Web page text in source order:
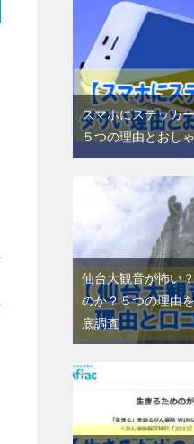
スマホにステッカ
５つの理由とおし
仙台大観音が怖い
のか？５つの理由
底調査